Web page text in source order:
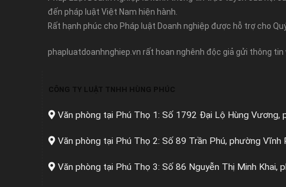
đến pháp luật Việt Nam hiện hành.
Rất hạnh phúc cho Pháp luật Doanh nghiệp được hỗ trợ cho
phapluatdoanhnghiep.vn rất hoan nghênh độc giả gửi thông tin
CÔNG TY LUẬT TNHH HÙNG PHÚC
Văn phòng tại Phú Thọ 1: Số 1792 Đại Lộ Hùng Vương,
Văn phòng tại Phú Thọ 2: Số 89 Trần Phú, phường Vĩnh
Văn phòng tại Phú Thọ 3: Số 86 Nguyễn Thị Minh Khai,